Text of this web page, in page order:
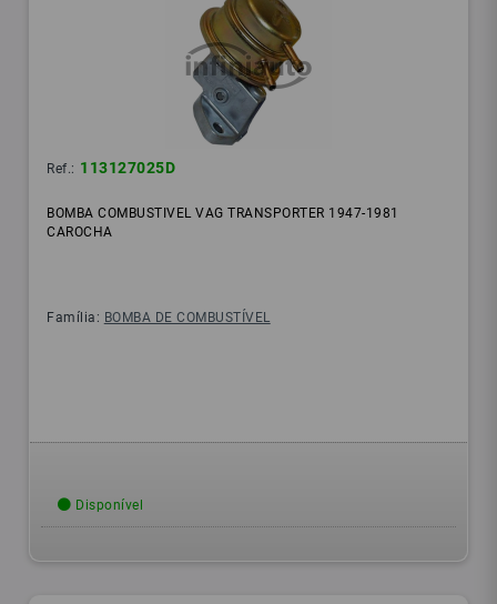
Ref.: 113127025D
BOMBA COMBUSTIVEL VAG TRANSPORTER 1947-1981
CAROCHA
Família: BOMBA DE COMBUSTÍVEL
Disponível